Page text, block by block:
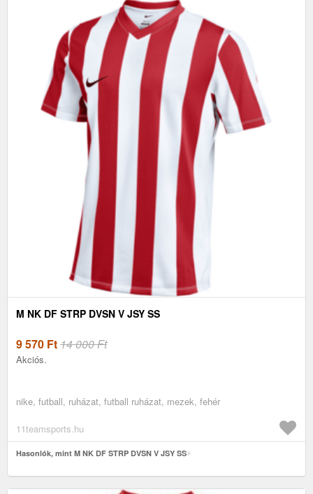
M NK DF STRP DVSN V JSY SS
9 570 Ft14 000 Ft
Akciós.
nike, futball, ruházat, futball ruházat, mezek, fehér
11teamsports.hu
Hasonlók, mint M NK DF STRP DVSN V JSY SS